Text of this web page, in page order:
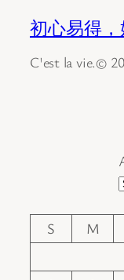
初心易得
C'est la vie.©
S
M